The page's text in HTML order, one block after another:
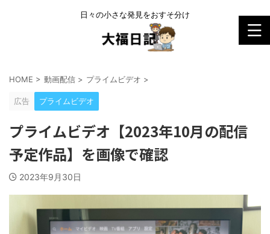
日々の小さな発見をおすそ分け
HOME > 動画配信 > プライムビデオ >
広告 プライムビデオ
プライムビデオ【2023年10月の配信
予定作品】を画像で確認
2023年9月30日